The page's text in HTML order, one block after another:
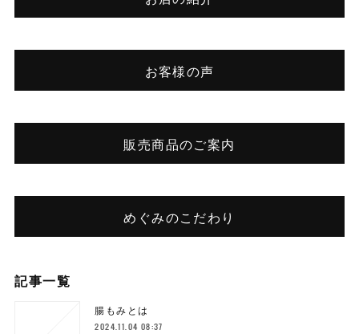
お客様の声
販売商品のご案内
めぐみのこだわり
記事一覧
腸もみとは
2024.11.04 08:37